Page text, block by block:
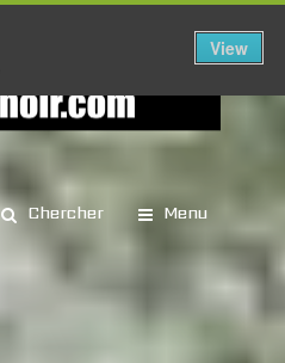
Chercher Menu
View